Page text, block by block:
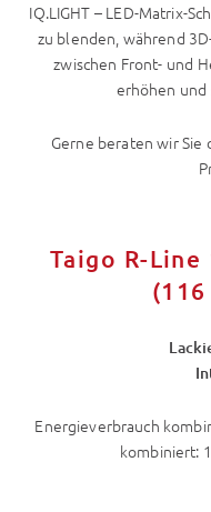
IQ.LIGHT – LED-Matrix-
zu blenden, während
zwischen Front- und
erhöhen
Gerne beraten wir
Taigo R-Line
(116
Energieverbrauch
kombiniert: